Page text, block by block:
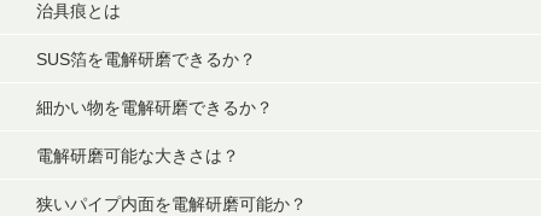
治具痕とは
SUS箔を電解研磨できるか？
細かい物を電解研磨できるか？
電解研磨可能な大きさは？
狭いパイプ内面を電解研磨可能か？